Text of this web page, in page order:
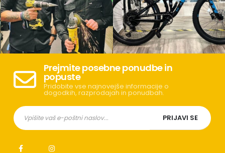
Prejmite posebne ponudbe in
popuste
Pridobite vse najnovejše informacije o
dogodkih, razprodajah in ponudbah.